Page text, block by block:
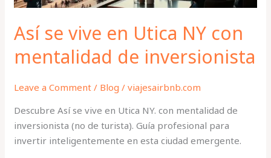
Así se vive en Utica NY con
mentalidad de inversionista
Leave a Comment / Blog /viajesairbnb.com
Descubre Así se vive en Utica NY. con mentalidad de
inversionista (no de turista). Guía profesional para
invertir inteligentemente en esta ciudad emergente.
inversionista